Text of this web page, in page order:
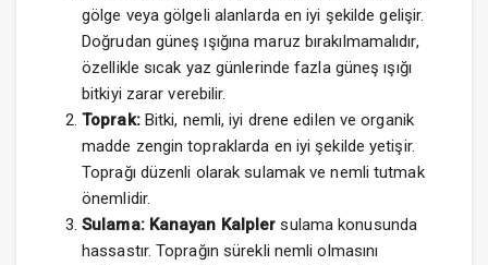
gölge veya gölgeli alanlarda en iyi şekilde gelişir.
Doğrudan güneş ışığına maruz bırakılmamalıdır,
özellikle sıcak yaz günlerinde fazla güneş ışığı
bitkiyi zarar verebilir.
Toprak:Bitki, nemli, iyi drene edilen ve organik
madde zengin topraklarda en iyi şekilde yetişir.
Toprağı düzenli olarak sulamak ve nemli tutmak
önemlidir.
Sulama: Kanayan Kalpler sulama konusunda
hassastır. Toprağın sürekli nemli olmasını